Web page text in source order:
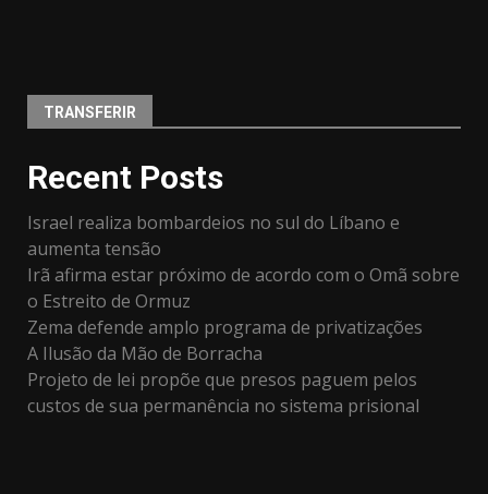
TRANSFERIR
Recent Posts
Israel realiza bombardeios no sul do Líbano e
aumenta tensão
Irã afirma estar próximo de acordo com o Omã sobre
o Estreito de Ormuz
Zema defende amplo programa de privatizações
A Ilusão da Mão de Borracha
Projeto de lei propõe que presos paguem pelos
custos de sua permanência no sistema prisional